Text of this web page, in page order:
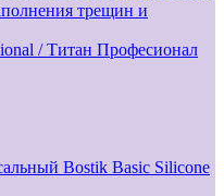
трещин и
/ Титан Професионал